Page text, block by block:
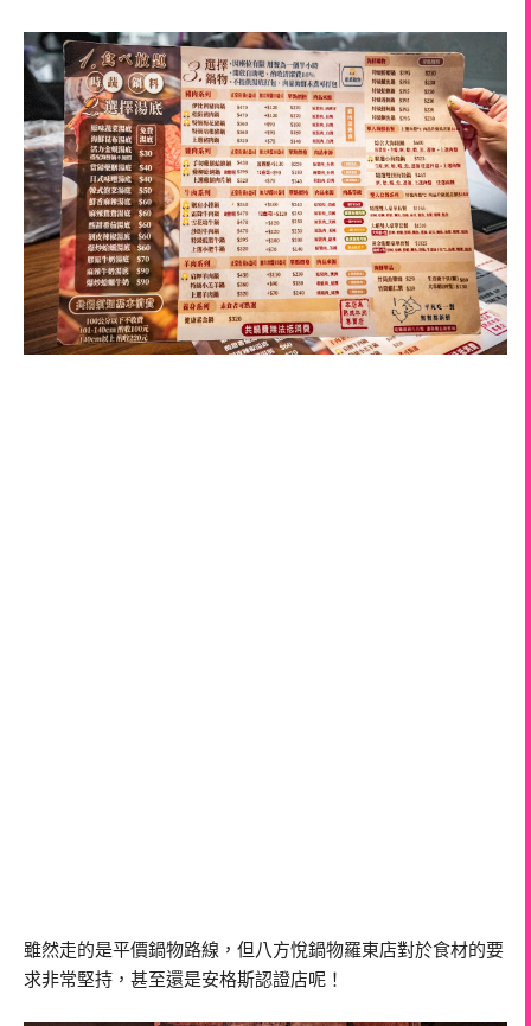
雖然走的是平價鍋物路線，但八方悅鍋物羅東店對於食材的要
求非常堅持，甚至還是安格斯認證店呢！